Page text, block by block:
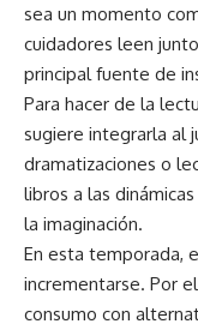
sea un momento
cuidadores leen
principal fuente de
Para hacer de la
sugiere integrarla al
dramatizaciones o
libros a las
la imaginación.
En esta temporada,
incrementarse. Por
consumo con